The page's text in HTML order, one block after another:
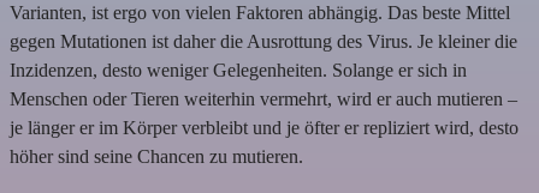
Varianten, ist ergo von vielen Faktoren abhängig. Das beste Mittel
gegen Mutationen ist daher die Ausrottung des Virus. Je kleiner die
Inzidenzen, desto weniger Gelegenheiten. Solange er sich in
Menschen oder Tieren weiterhin vermehrt, wird er auch mutieren –
je länger er im Körper verbleibt und je öfter er repliziert wird, desto
höher sind seine Chancen zu mutieren.